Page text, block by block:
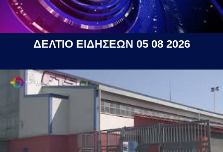
ΔΕΛΤΙΟ ΕΙΔΗΣΕΩΝ 05 08 2026